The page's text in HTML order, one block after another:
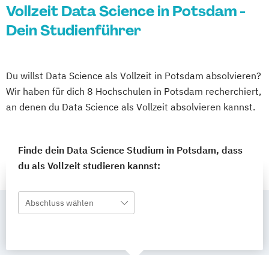
Vollzeit Data Science in Potsdam -
Dein Studienführer
Du willst Data Science als Vollzeit in Potsdam absolvieren?
Wir haben für dich 8 Hochschulen in Potsdam recherchiert,
an denen du Data Science als Vollzeit absolvieren kannst.
Finde dein Data Science Studium in Potsdam, dass
du als Vollzeit studieren kannst:
Abschluss wählen